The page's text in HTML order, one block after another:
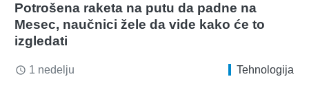
Potrošena raketa na putu da padne na
Mesec, naučnici žele da vide kako će to
izgledati
access_time 1 nedelju Tehnologija